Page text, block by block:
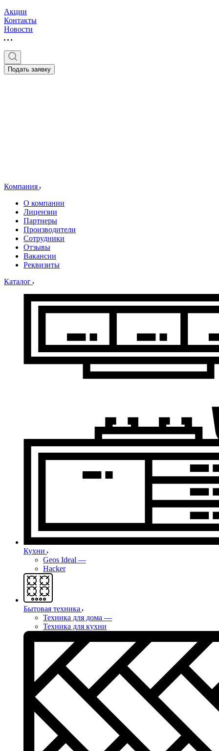
Акции
Контакты
Новости
Подать заявку
Компания
О компании
Лицензии
Партнеры
Производители
Сотрудники
Отзывы
Вакансии
Реквизиты
Каталог
Кухни
Geos Ideal —
Hacker
Бытовая техника
Техника для дома —
Техника для кухни